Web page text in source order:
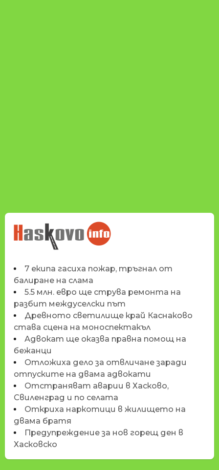
НОВИНИТЕ НА
HASKOVO.INFO
7 екипа гасиха пожар, тръгнал от
балиране на слама
5.5 млн. евро ще струва ремонта на
разбит междуселски път
Древното светилище край Каснаково
става сцена на моноспектакъл
Адвокат ще оказва правна помощ на
бежанци
Отложиха дело за отвличане заради
отпуските на двама адвокати
Отстраняват аварии в Хасково,
Свиленград и по селата
Откриха наркотици в жилището на
двама братя
Предупреждение за нов горещ ден в
Хасковско